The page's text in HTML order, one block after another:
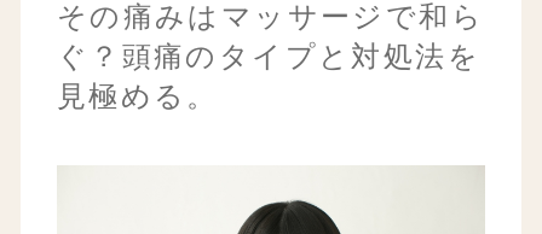
その痛みはマッサージで和ら
ぐ？頭痛のタイプと対処法を
見極める。